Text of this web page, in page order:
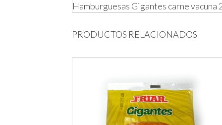
Hamburguesas Gigantes carne vacuna
PRODUCTOS RELACIONADOS